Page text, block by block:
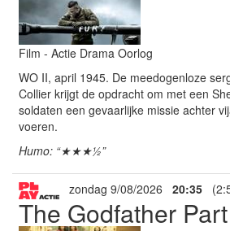
Film - Actie Drama Oorlog
WO II, april 1945. De meedogenloze
Collier krijgt de opdracht om met een
soldaten een gevaarlijke missie achter
voeren.
Humo: “★★★½”
zondag 9/08/2026 20:35
The Godfather